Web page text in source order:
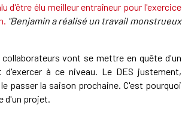
d'être élu meilleur entraîneur pour l'exercice
"Benjamin a réalisé un travail monstrueux
vont se mettre en quête d'un
à ce niveau. Le DES justement,
passer la saison prochaine. C'est pourquoi
d'un projet.